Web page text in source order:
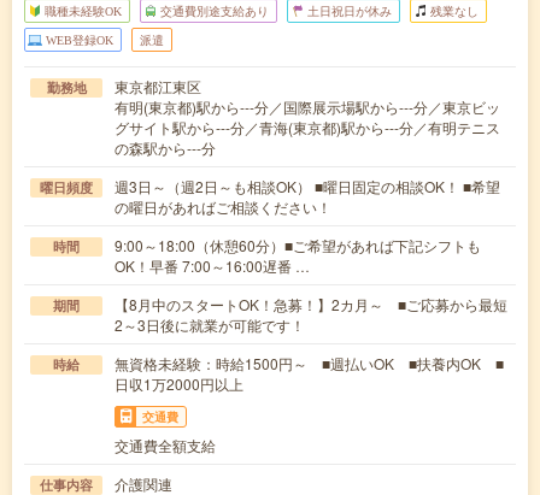
職種未経験OK 交通費別途支給あり 土日祝日が休み 残業なし
WEB登録OK 派遣
勤務地
東京都江東区
有明(東京都)駅から---分／国際展示場駅から---分／東京ビッ
グサイト駅から---分／青海(東京都)駅から---分／有明テニス
の森駅から---分
曜日頻度
週3日～（週2日～も相談OK） ■曜日固定の相談OK！ ■希望
の曜日があればご相談ください！
時間
9:00～18:00（休憩60分）■ご希望があれば下記シフトも
OK！早番 7:00～16:00遅番 …
期間
【8月中のスタートOK！急募！】2カ月～ ■ご応募から最短
2～3日後に就業が可能です！
時給
無資格未経験：時給1500円～ ■週払いOK ■扶養内OK ■
日収1万2000円以上
交通費
交通費全額支給
仕事内容
介護関連